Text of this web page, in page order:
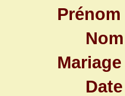
Prénom
Date